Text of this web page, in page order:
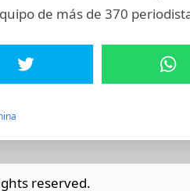
de más de 370
reserved.